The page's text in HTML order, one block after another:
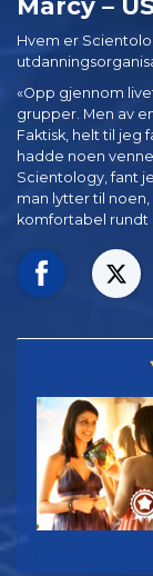
Hvem er
«Opp gjennom
grupper. Men av
Faktisk, helt til jeg
hadde noen
Scientology, fant
man lytter til
komfortabel rundt